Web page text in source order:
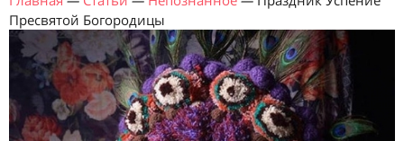
Пресвятой Богородицы